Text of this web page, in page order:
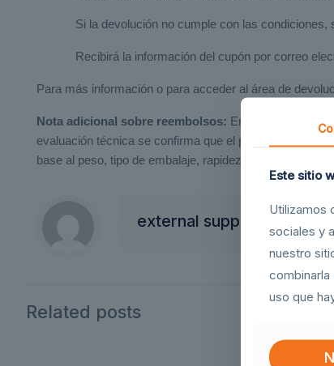
Si la devolución no cumple con las
Recibirá la información del cupón por correo
Para más información o para acceder al área de
Nota adicional sobre reembolsos: En caso de
evaluación técnica se confirma que el producto
base al peso, tipo de embalaje, rapidez del servicio y
external support
Related posts
Este sitio
Utilizamos
sociales y
nuestro
uso que